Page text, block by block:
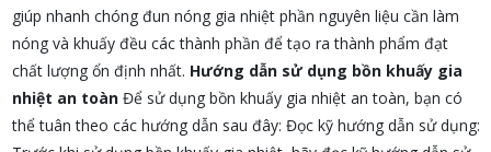
giúp nhanh chóng đun nóng gia nhiệt phần nguyên liệu cần làm
nóng và khuấy đều các thành phần để tạo ra thành phẩm đạt
chất lượng ổn định nhất. Hướng dẫn sử dụng bồn khuấy gia
nhiệt an toànĐể sử dụng bồn khuấy gia nhiệt an toàn, bạn có
thể tuân theo các hướng dẫn sau đây: Đọc kỹ hướng dẫn sử dụng: